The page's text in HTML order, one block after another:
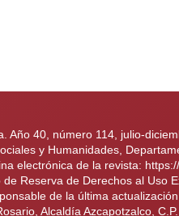
Año 40, número 114, julio-
y Humanidades,
electrónica de la revista:
de Reserva de Derechos al Uso
de la última
Alcaldía Azcapotzalco,